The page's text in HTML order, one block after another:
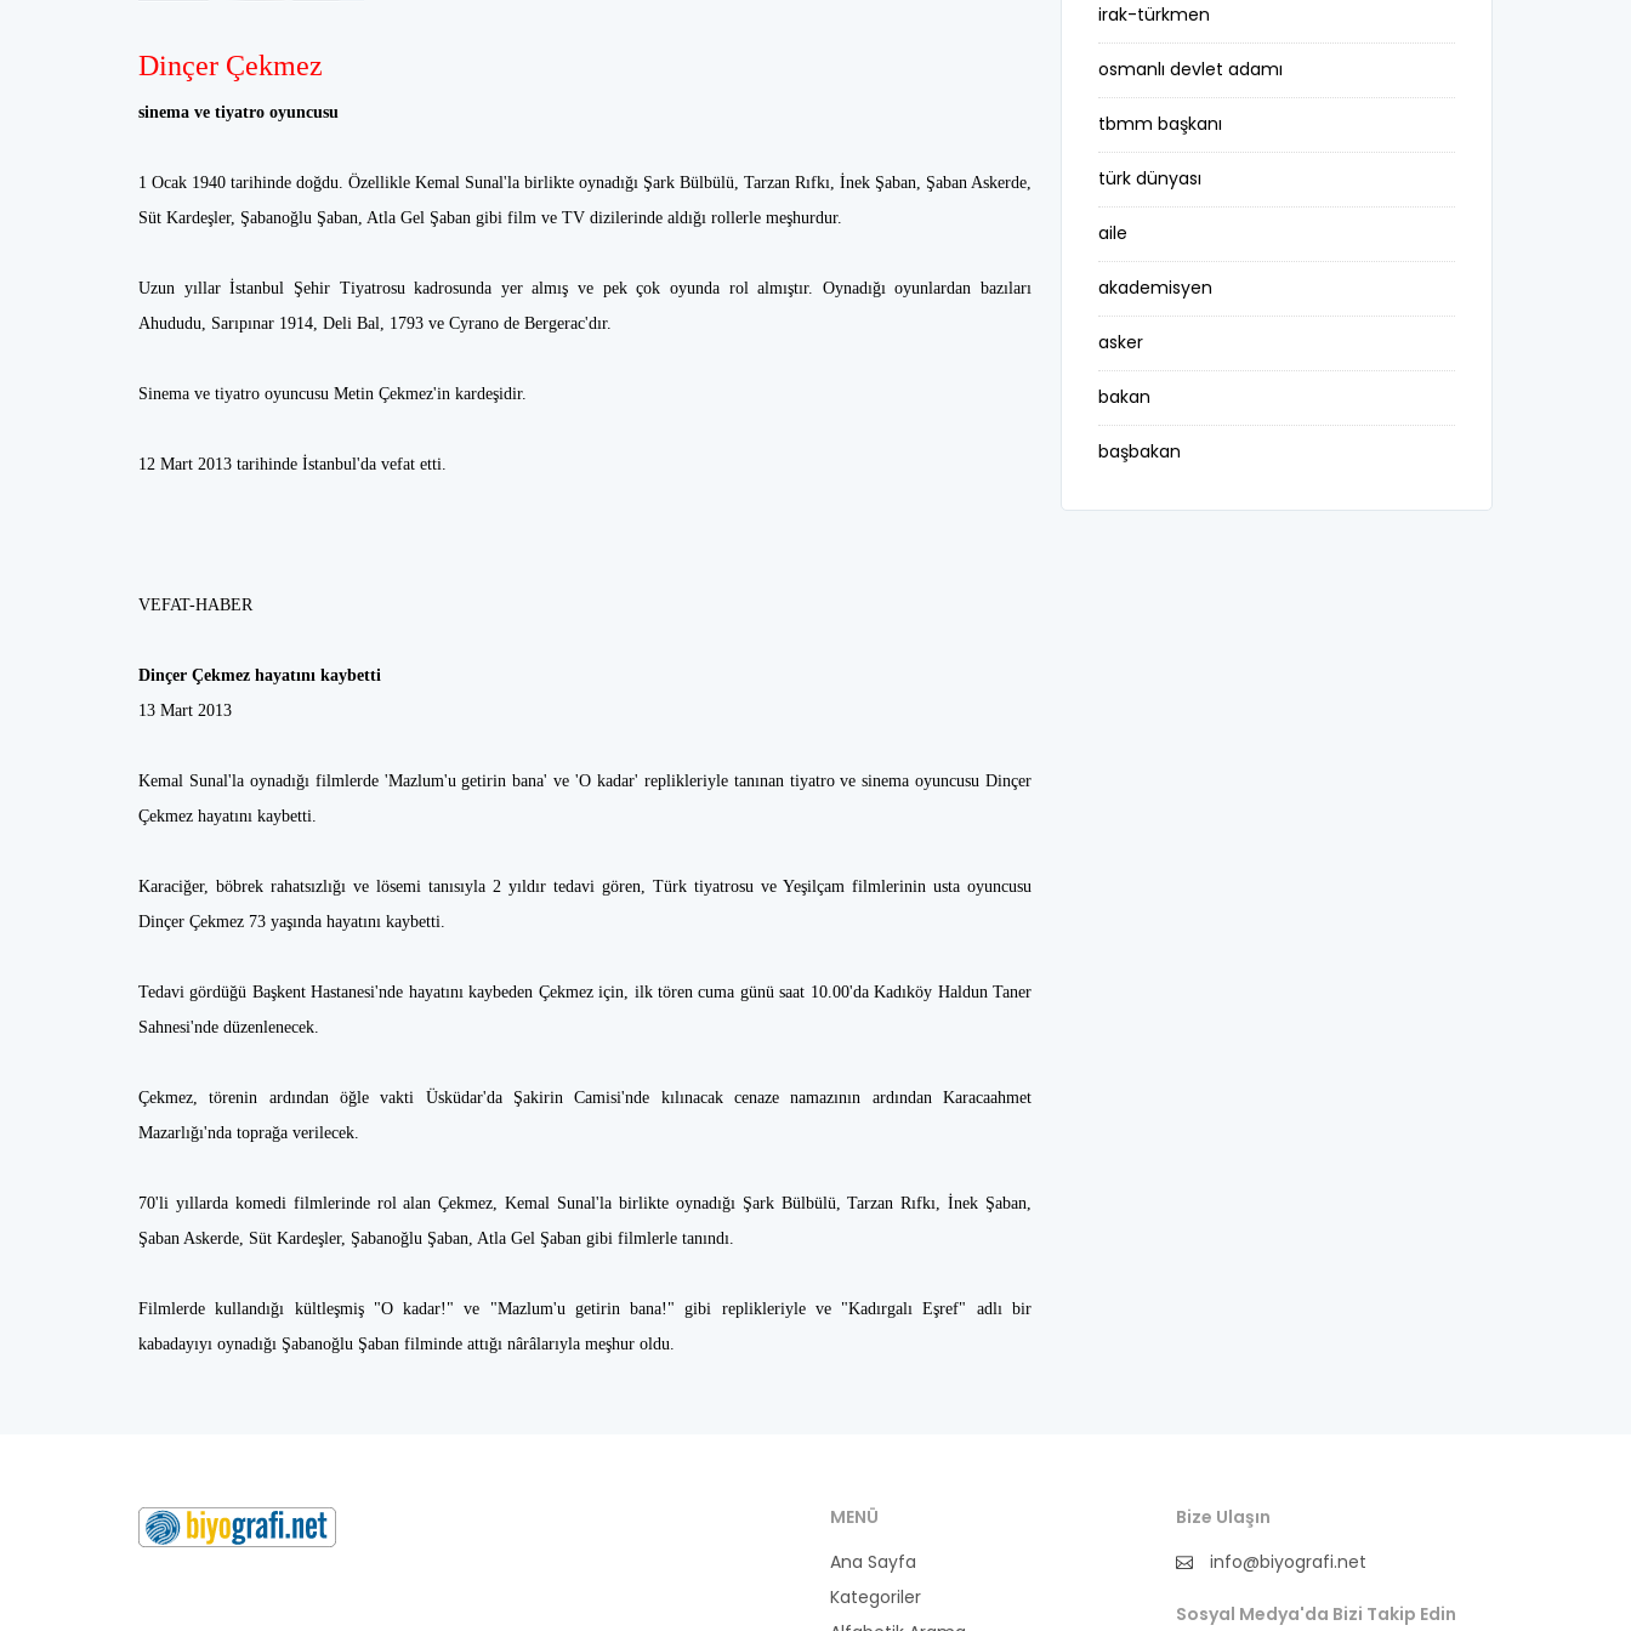
Dinçer Çekmez
sinema ve tiyatro oyuncusu
1 Ocak 1940 tarihinde doğdu. Özellikle Kemal Sunal'la birlikte oynadığı Şark Bülbülü, Tarzan Rıfkı, İnek Şaban, Şaban Askerde,
Süt Kardeşler, Şabanoğlu Şaban, Atla Gel Şaban gibi film ve TV dizilerinde aldığı rollerle meşhurdur.
Uzun yıllar İstanbul Şehir Tiyatrosu kadrosunda yer almış ve pek çok oyunda rol almıştır. Oynadığı oyunlardan bazıları
Ahududu, Sarıpınar 1914, Deli Bal, 1793 ve Cyrano de Bergerac'dır.
Sinema ve tiyatro oyuncusu Metin Çekmez'in kardeşidir.
12 Mart 2013 tarihinde İstanbul'da vefat etti.
VEFAT-HABER
Dinçer Çekmez hayatını kaybetti
13 Mart 2013
Kemal Sunal'la oynadığı filmlerde 'Mazlum'u getirin bana' ve 'O kadar' replikleriyle tanınan tiyatro ve sinema oyuncusu Dinçer
Çekmez hayatını kaybetti.
Karaciğer, böbrek rahatsızlığı ve lösemi tanısıyla 2 yıldır tedavi gören, Türk tiyatrosu ve Yeşilçam filmlerinin usta oyuncusu
Dinçer Çekmez 73 yaşında hayatını kaybetti.
Tedavi gördüğü Başkent Hastanesi'nde hayatını kaybeden Çekmez için, ilk tören cuma günü saat 10.00'da Kadıköy Haldun Taner
Sahnesi'nde düzenlenecek.
Çekmez, törenin ardından öğle vakti Üsküdar'da Şakirin Camisi'nde kılınacak cenaze namazının ardından Karacaahmet
Mazarlığı'nda toprağa verilecek.
70'li yıllarda komedi filmlerinde rol alan Çekmez, Kemal Sunal'la birlikte oynadığı Şark Bülbülü, Tarzan Rıfkı, İnek Şaban,
Şaban Askerde, Süt Kardeşler, Şabanoğlu Şaban, Atla Gel Şaban gibi filmlerle tanındı.
Filmlerde kullandığı kültleşmiş "O kadar!" ve "Mazlum'u getirin bana!" gibi replikleriyle ve "Kadırgalı Eşref" adlı bir
kabadayıyı oynadığı Şabanoğlu Şaban filminde attığı nârâlarıyla meşhur oldu.
irak-türkmen
osmanlı devlet adamı
tbmm başkanı
türk dünyası
aile
akademisyen
asker
bakan
başbakan
belediye başkanı
MENÜ
Ana Sayfa
Kategoriler
Bize Ulaşın
info@biyografi.net
Sosyal Medya'da Bizi Takip Edin